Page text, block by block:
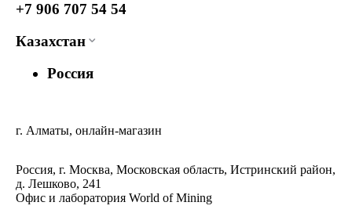
+7 906 707 54 54
Казахстан
Россия
г. Алматы, онлайн-магазин
Россия, г. Москва, Московская область, Истринский район,
д. Лешково, 241
Офис и лаборатория World of Mining